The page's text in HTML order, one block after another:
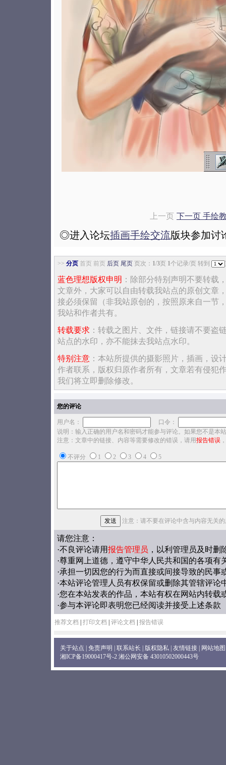
上一页 下一页 手绘
◎进入论坛插画手绘交流版块参加讨
>> 分页 首页 前页 后页 尾页 页次： 1/3页 1个记录/页 转到
蓝色理想版权申明 ：除部分特别声明不要转载
文章外，大家可以自由转载我站点的原创文章
接必须保留（非我站原创的，按照原来自一节
我站和作者共有。
转载要求 ：转载之图片、文件，链接请不要盗
站点的水印，亦不能抹去我站点水印。
特别注意 ：本站所提供的摄影照片，插画，设
作者联系，版权归原作者所有，文章若有侵犯
我们将立即删除修改。
您的评论
用户名：
口令：
说明：输入正确的用户名和密码才能参与评论。如果您不是本
注意：文章中的链接、内容等需要修改的错误，请用报告错误
不评分 1 2 3 4 5
注意：请不要在评论中含与内容无关
请您注意：
·不良评论请用报告管理员 ，以利管理员及时删
·尊重网上道德，遵守中华人民共和国的各项有
·承担一切因您的行为而直接或间接导致的民事
·本站评论管理人员有权保留或删除其管辖评论
·您在本站发表的作品，本站有权在网站内转载
·参与本评论即表明您已经阅读并接受上述条款
推荐文档 打印文档 评论文档 报告错误
关于站点 免责声明 联系站长 版权隐私 友情链接
网站地图
湘ICP备19000417号-2 湘公网安备 43010502000443号